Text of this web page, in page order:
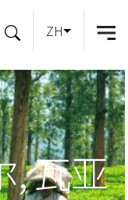
ZH
, 瓦亚